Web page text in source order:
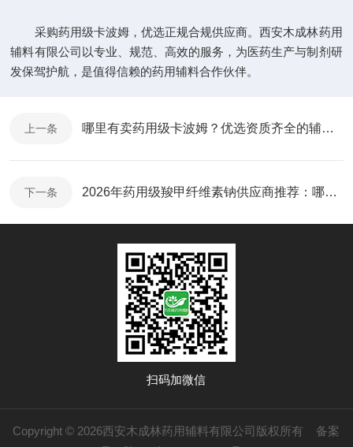
采购药用级卡波姆，优选正规合规供应商。西安木成林药用
辅料有限公司以专业、规范、高效的服务，为医药生产与制剂研
发保驾护航，是值得信赖的药用辅料合作伙伴。
上一条 哪里有卖药用级卡波姆？优选资质齐全的辅料供应商 【采购必看】药用级聚山梨酯80便宜又好用的厂家推荐
下一条 2026年药用级羧甲纤维素钠供应商推荐：哪里买得到且性价比高？
扫码加微信
Copyright © 2026西安木成林药用辅料有限公司版权所有 备案